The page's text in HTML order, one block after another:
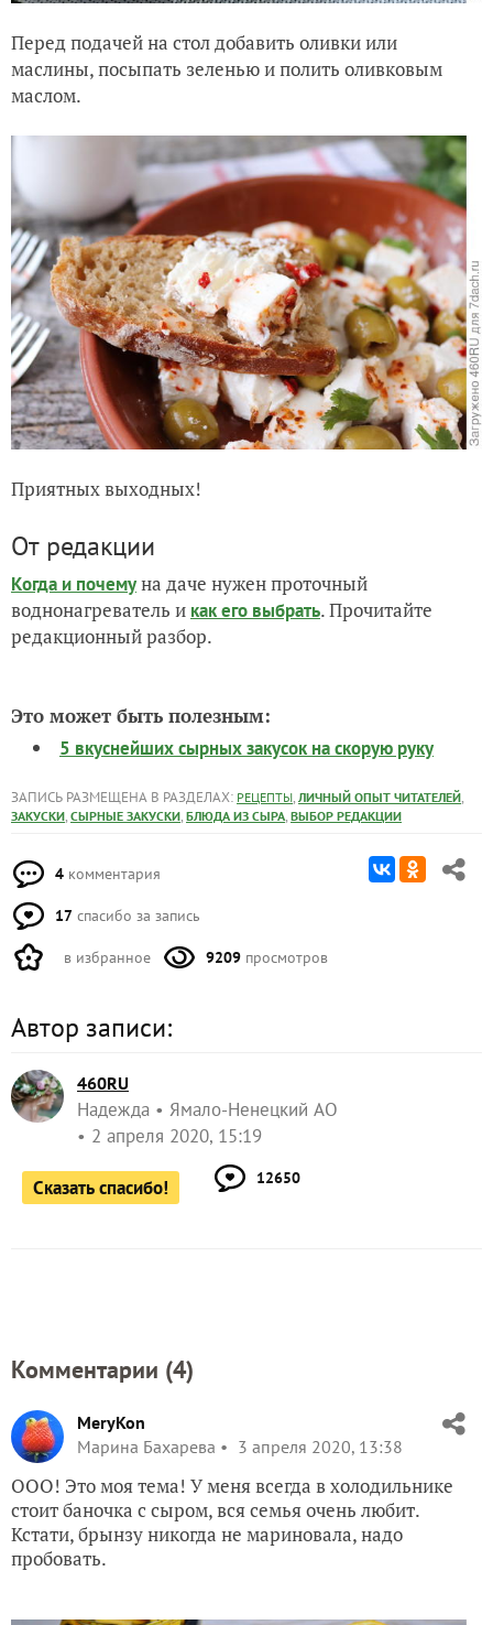
Перед подачей на стол добавить оливки или
маслины, посыпать зеленью и полить оливковым
маслом.
Приятных выходных!
От редакции
Когда и почемуна даче нужен проточный
воднонагреватель и как его выбрать. Прочитайте
редакционный разбор.
Это может быть полезным:
5 вкуснейших сырных закусок на скорую руку
ЗАПИСЬ РАЗМЕЩЕНА В РАЗДЕЛАХ: РЕЦЕПТЫ, ЛИЧНЫЙ ОПЫТ ЧИТАТЕЛЕЙ,
ЗАКУСКИ, СЫРНЫЕ ЗАКУСКИ, БЛЮДА ИЗ СЫРА, ВЫБОР РЕДАКЦИИ
4 комментария
17 спасибо за запись
в избранное 9209 просмотров
Автор записи:
460RU
Надежда
Ямало-Ненецкий АО
2 апреля 2020, 15:19
Сказать спасибо! 12650
Комментарии (4)
MeryKon
Марина Бахарева
3 апреля 2020, 13:38
ООО! Это моя тема! У меня всегда в холодильнике
стоит баночка с сыром, вся семья очень любит.
Кстати, брынзу никогда не мариновала, надо
пробовать.